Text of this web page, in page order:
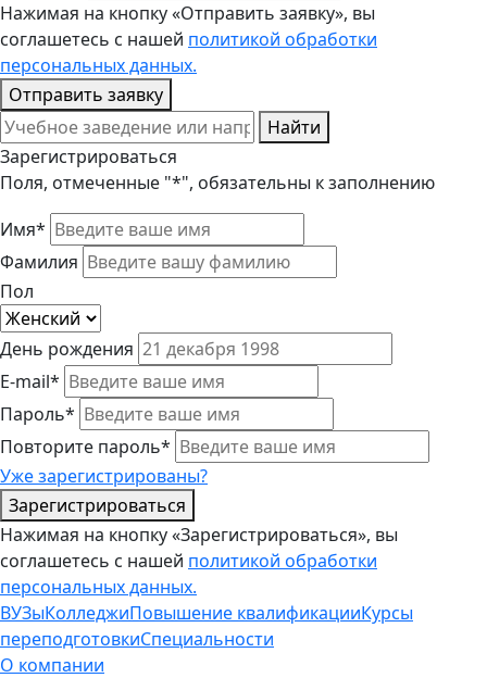
Нажимая на кнопку «Отправить заявку», вы
соглашетесь с нашей политикой обработки
персональных данных.
Отправить заявку
Найти
Зарегистрироваться
Поля, отмеченные "*", обязательны к заполнению
Имя*
Фамилия
Пол
День рождения
E-mail*
Пароль*
Повторите пароль*
Уже зарегистрированы?
Зарегистрироваться
Нажимая на кнопку «Зарегистрироваться», вы
соглашетесь с нашей политикой обработки
персональных данных.
ВУЗыКолледжиПовышение квалификацииКурсы
переподготовкиСпециальности
О компании